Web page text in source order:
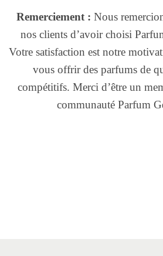
Remerciement : Nous
nos clients d’avoir choisi
Votre satisfaction est notre
vous offrir des parfums de
compétitifs. Merci d’être un
communauté Parfum